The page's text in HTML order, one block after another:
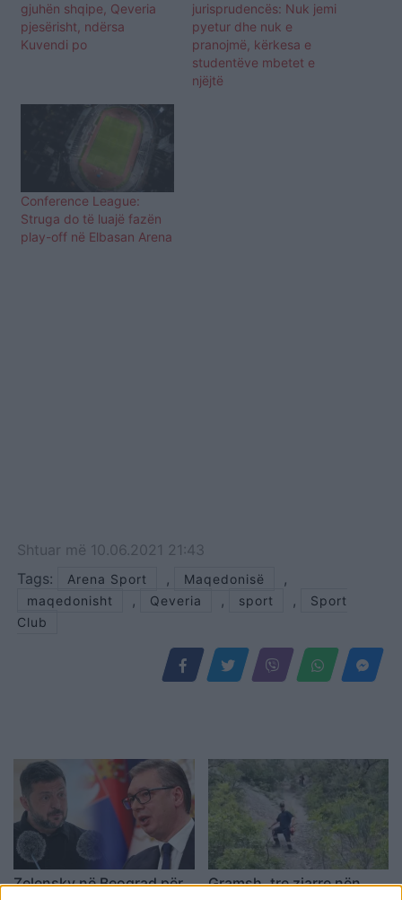
gjuhën shqipe, Qeveria
pjesërisht, ndërsa
Kuvendi po
jurisprudencës: Nuk jemi
pyetur dhe nuk e
pranojmë, kërkesa e
studentëve mbetet e
njëjtë
Conference League:
Struga do të luajë fazën
play-off në Elbasan Arena
Shtuar më 10.06.2021 21:43
Tags:
Arena Sport , Maqedonisë ,
maqedonisht , Qeveria , sport ,
Sport
Club
Zelensky në Beograd për
Gramsh, tre zjarre nën